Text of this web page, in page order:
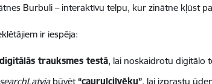
Burbuli – interaktīvu telpu, kur zinātne kļūst
ir iespēja:
digitālās trauksmes testā, lai noskaidrotu digitālo
būvēt“cauruļcilvēku”, lai izprastu